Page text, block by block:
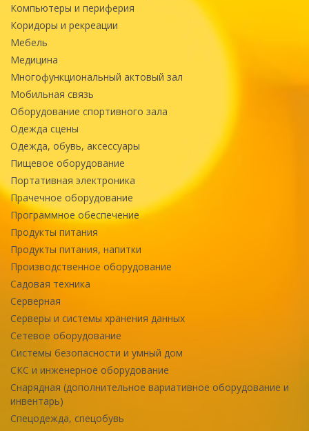
Компьютеры и периферия
Коридоры и рекреации
Мебель
Медицина
Многофункциональный актовый зал
Мобильная связь
Оборудование спортивного зала
Одежда сцены
Одежда, обувь, аксессуары
Пищевое оборудование
Портативная электроника
Прачечное оборудование
Программное обеспечение
Продукты питания
Продукты питания, напитки
Производственное оборудование
Садовая техника
Серверная
Серверы и системы хранения данных
Сетевое оборудование
Системы безопасности и умный дом
СКС и инженерное оборудование
Снарядная (дополнительное вариативное оборудование и
инвентарь)
Спецодежда, спецобувь